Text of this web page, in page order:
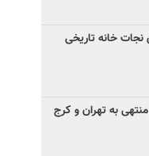
خانه تاریخی
به تهران و کرج